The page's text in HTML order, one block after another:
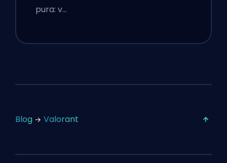
pura: v…
Blog Valorant